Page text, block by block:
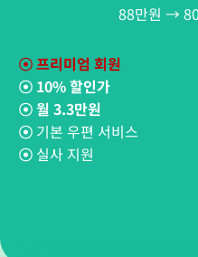
88만원 →
☉프리미엄 회원
☉ 10% 할인가
☉월 3.3만원
☉ 기본 우편 서비스
☉ 실사 지원